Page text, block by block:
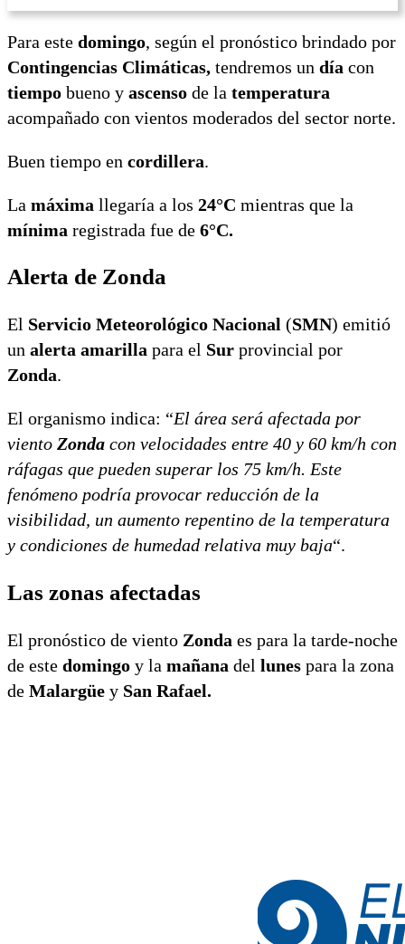
Para este domingo, según el pronóstico brindado por
Contingencias Climáticas, tendremos un día con
tiempo bueno y ascenso de la temperatura
acompañado con vientos moderados del sector norte.
Buen tiempo en cordillera.
La máxima llegaría a los 24°C mientras que la
mínima registrada fue de 6°C.
Alerta de Zonda
El Servicio Meteorológico Nacional (SMN) emitió
un alerta amarilla para el Sur provincial por
Zonda.
El organismo indica: “El área será afectada por
viento Zonda con velocidades entre 40 y 60 km/h con
ráfagas que pueden superar los 75 km/h. Este
fenómeno podría provocar reducción de la
visibilidad, un aumento repentino de la temperatura
y condiciones de humedad relativa muy baja“.
Las zonas afectadas
El pronóstico de viento Zonda es para la tarde-noche
de este domingo y la mañana del lunes para la zona
de Malargüe y San Rafael.